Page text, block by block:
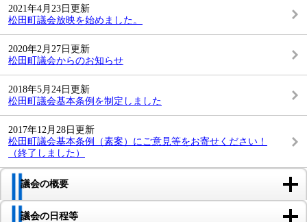
2021年4月23日更新
松田町議会放映を始めました。
2020年2月27日更新
松田町議会からのお知らせ
2018年5月24日更新
松田町議会基本条例を制定しました
2017年12月28日更新
松田町議会基本条例（素案）にご意見等をお寄せください！
（終了しました）
議会の概要
議会の日程等